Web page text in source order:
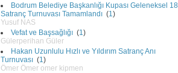
Bodrum Belediye Başkanlığı Kupası Geleneksel 18.
Satranç Turnuvası Tamamlandı (1 )
Yusuf NAS
Vefat ve Başsağlığı (1)
Gülerperihan Güler
Hakan Uzunlulu Hızlı ve Yıldırım Satranç Anı
Turnuvası (1)
Ömer Ömer omer kipmen